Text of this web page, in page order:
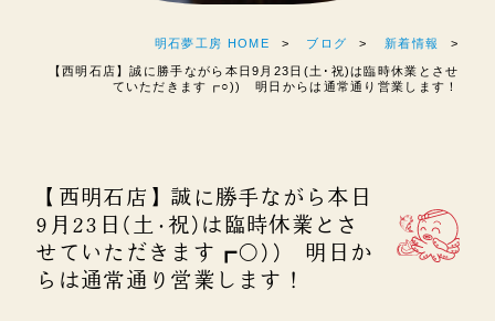
明石夢工房 HOME ブログ 新着情報
【西明石店】誠に勝手ながら本日9月23日(土･祝)は臨時休業とさせ
ていただきます┏○)) 明日からは通常通り営業します！
【西明石店】誠に勝手ながら本日
9月23日(土･祝)は臨時休業とさ
せていただきます┏○)) 明日か
らは通常通り営業します！